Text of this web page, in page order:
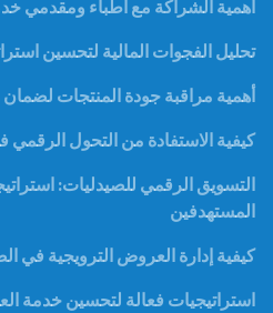
أهمية الشراكة مع أطباء ومقدمي
تحليل الفجوات المالية لتحسين
أهمية مراقبة جودة المنتجات لضمان
كيفية الاستفادة من التحول الرقمي
التسويق الرقمي للصيدليات:
المستهدفين
كيفية إدارة العروض الترويجية في
استراتيجيات فعالة لتحسين خدمة